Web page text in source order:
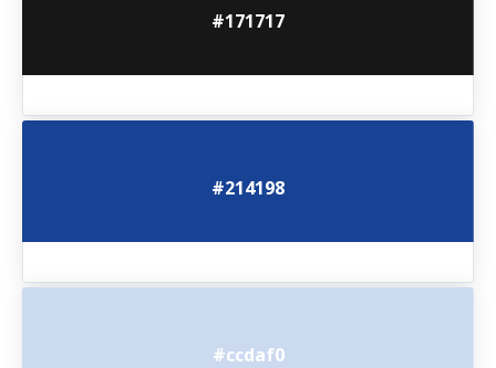
#171717
#214198
#ccdaf0